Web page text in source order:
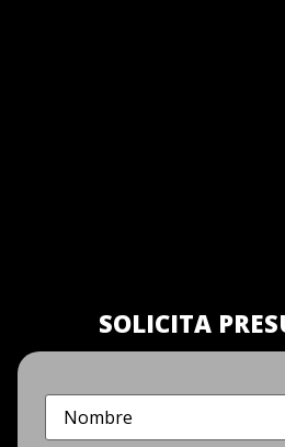
SOLICITA
Nombre